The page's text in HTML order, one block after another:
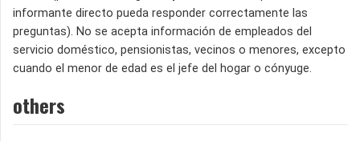
informante directo pueda responder correctamente las
preguntas). No se acepta información de empleados del
servicio doméstico, pensionistas, vecinos o menores, excepto
cuando el menor de edad es el jefe del hogar o cónyuge.
others